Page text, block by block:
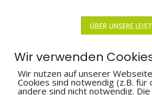
ÜBER UNSERE
Wir verwenden
Wir nutzen auf unserer
Cookies sind notwendig (z.B. für
andere sind nicht notwendig.